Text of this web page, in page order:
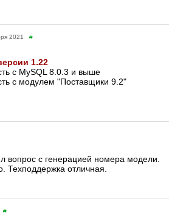
2021 #
1.22
с MySQL 8.0.3 и выше
с модулем "Поставщики 9.2"
вопрос с генерацией номера модели.
Техподдержка отличная.
#